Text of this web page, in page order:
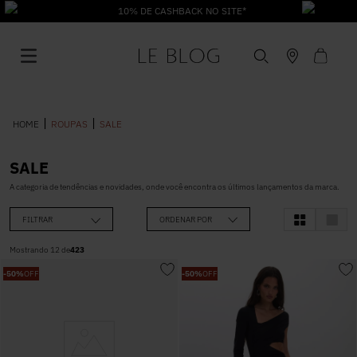
10% DE CASHBACK NO SITE*
ROUPAS SALE
SALE
A categoria de tendências e novidades, onde você encontra os últimos lançamentos da marca.
FILTRAR ORDENAR POR
Mostrando 12 de423
-50%OFF -50%OFF
1º Vestido
2º Roupas